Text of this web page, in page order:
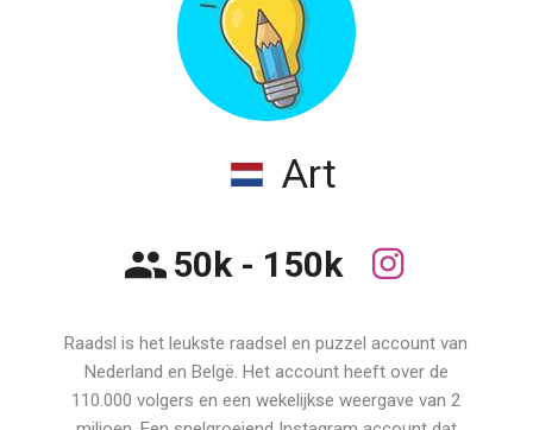
Art
50k - 150k
Raadsl is het leukste raadsel en puzzel account van
Nederland en Belgë. Het account heeft over de
110.000 volgers en een wekelijkse weergave van 2